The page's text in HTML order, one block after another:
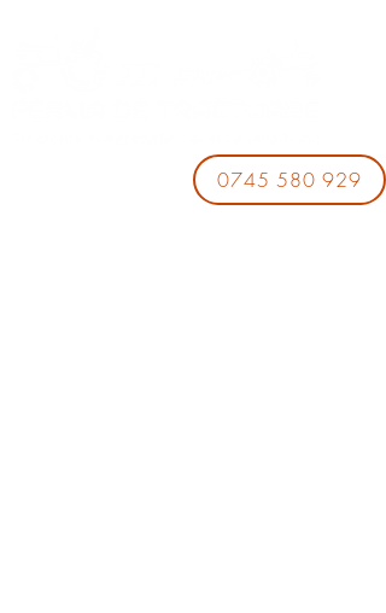
0745 580 929